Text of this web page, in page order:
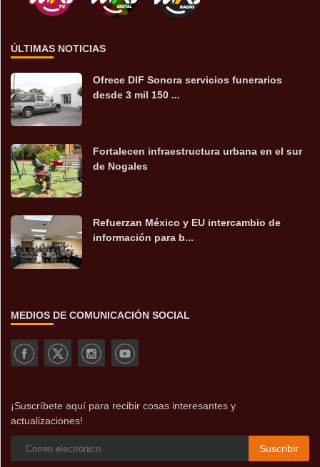
ÚLTIMAS NOTICIAS
Ofrece DIF Sonora servicios funerarios
desde 3 mil 150 ...
Fortalecen infraestructura urbana en el sur
de Nogales
Refuerzan México y EU intercambio de
información para b...
MEDIOS DE COMUNICACIÓN SOCIAL
¡Suscríbete aquí para recibir cosas interesantes y
actualizaciones!
Suscribir